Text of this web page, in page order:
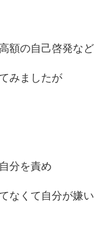
額の自己啓発など
みましたが
分を責め
なくて自分が嫌い